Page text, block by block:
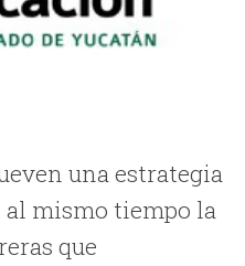
una estrategia
mismo tiempo la
que